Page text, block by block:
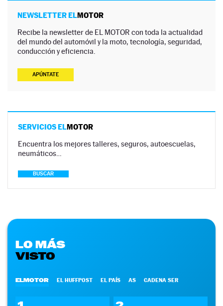
NEWSLETTER ELMOTOR
Recibe la newsletter de EL MOTOR con toda la actualidad
del mundo del automóvil y la moto, tecnología, seguridad,
conducción y eficiencia.
APÚNTATE
SERVICIOS ELMOTOR
Encuentra los mejores talleres, seguros, autoescuelas,
neumáticos…
BUSCAR
LO MÁS
VISTO
ELMOTOR EL HUFFPOST EL PAÍS AS CADENA SER